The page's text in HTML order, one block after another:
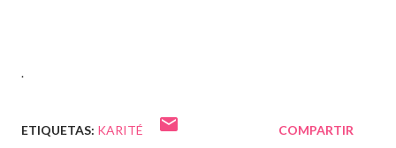
.
ETIQUETAS: KARITÉ COMPARTIR